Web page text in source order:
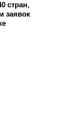
стран,
заявок